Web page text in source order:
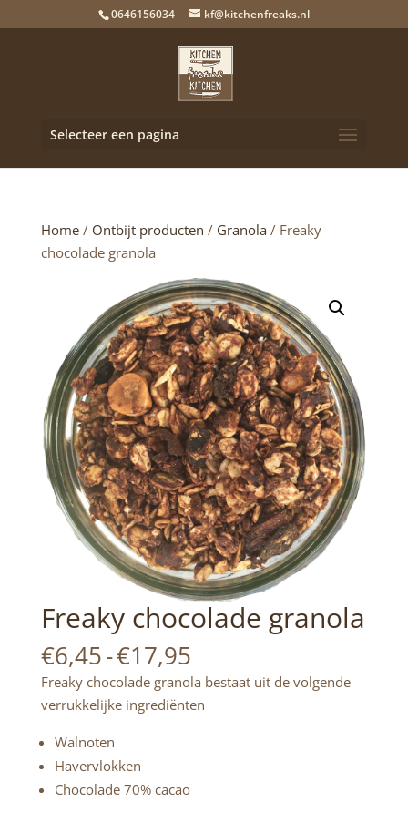
0646156034 kf@kitchenfreaks.nl
Selecteer een pagina
Home/ Ontbijt producten / Granola/ Freaky
chocolade granola
Freaky chocolade granola
€6,45-€17,95Prijsklasse:
€6,45
tot
Freaky chocolade granola bestaat uit de volgende
verrukkelijke ingrediënten
Walnoten
Havervlokken
Chocolade 70% cacao